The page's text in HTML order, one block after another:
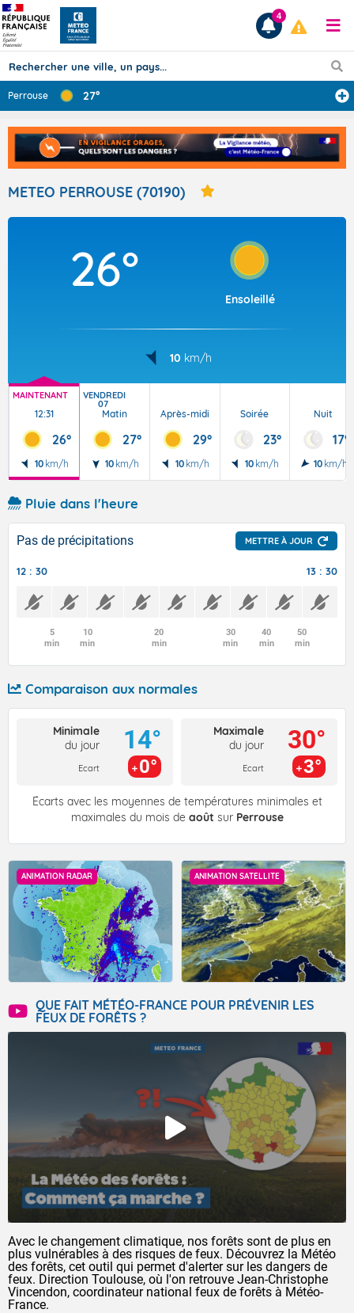
Prévisions
TOUS LES RÉSULTATS
Articles
4
Perrouse 27°
METEO PERROUSE (70190)
26°
Ensoleillé
10 km/h
MAINTENANT
12:31
26°
10 km/h
VENDREDI
07
Matin
27°
10 km/h
Après-midi
29°
10 km/h
Soirée
23°
10 km/h
Nuit
17°
10 km/h
Pluie dans l'heure
Pas de précipitations METTRE À JOUR
12 : 30 13 : 30
5
min
10
min
20
min
30
min
40
min
50
min
Comparaison aux normales
Minimale
du jour
Ecart
14°
0°
Maximale
du jour
Ecart
30°
3°
Écarts avec les moyennes de températures minimales et
maximales du mois de août sur Perrouse
ANIMATION RADAR ANIMATION SATELLITE
QUE FAIT MÉTÉO-FRANCE POUR PRÉVENIR LES
FEUX DE FORÊTS ?
Avec le changement climatique, nos forêts sont de plus en
plus vulnérables à des risques de feux. Découvrez la Météo
des forêts, cet outil qui permet d'alerter sur les dangers de
feux. Direction Toulouse, où l'on retrouve Jean-Christophe
Vincendon, coordinateur national feux de forêts à Météo-
France.